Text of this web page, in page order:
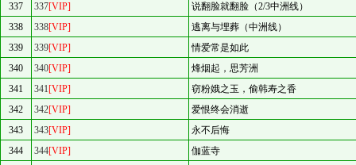
337
337[VIP]
说翻脸就翻脸（2/3中洲线）
338
338[VIP]
逃离与埋葬（中洲线）
339
339[VIP]
情爱常是如此
340
340[VIP]
烽烟起，思芳洲
341
341[VIP]
窃粉娥之玉，偷韩寿之香
342
342[VIP]
爱恨终会消逝
343
343[VIP]
永不后悔
344
344[VIP]
伽蓝寺